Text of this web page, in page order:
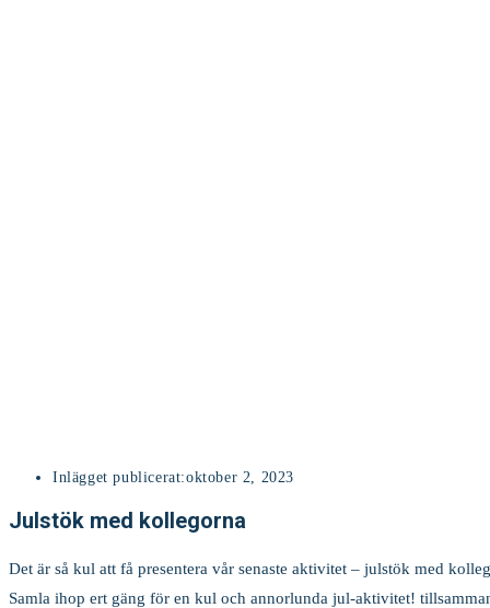
Inlägget publicerat:oktober 2, 2023
Julstök med kollegorna
Det är så kul att få presentera vår senaste aktivitet – julstök med
Samla ihop ert gäng för en kul och annorlunda jul-aktivitet!